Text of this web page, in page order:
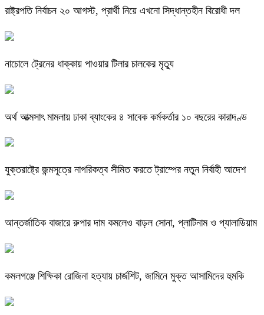
রাষ্ট্রপতি নির্বাচন ২০ আগস্ট, প্রার্থী নিয়ে এখনো সিদ্ধান্তহীন বিরোধী দল
নাচোলে ট্রেনের ধাক্কায় পাওয়ার টিলার চালকের মৃত্যু
অর্থ আত্মসাৎ মামলায় ঢাকা ব্যাংকের ৪ সাবেক কর্মকর্তার ১০ বছরের কারাদণ্ড
যুক্তরাষ্ট্রে জন্মসূত্রে নাগরিকত্ব সীমিত করতে ট্রাম্পের নতুন নির্বাহী আদেশ
আন্তর্জাতিক বাজারে রুপার দাম কমলেও বাড়ল সোনা, প্লাটিনাম ও প্যালাডিয়াম
কমলগঞ্জে শিক্ষিকা রোজিনা হত্যায় চার্জশিট, জামিনে মুক্ত আসামিদের হুমকি